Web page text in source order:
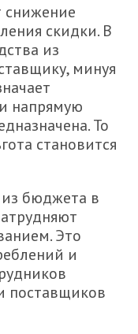
снижение
скидки. В
из
минуя
напрямую
То
становится
бюджета в
Это
и
поставщиков